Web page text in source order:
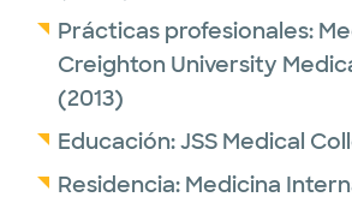
gardening and traveling.
Prácticas profesionales:
Creighton University
(2013)
Educación:JSS Medical
Residencia: Medicina